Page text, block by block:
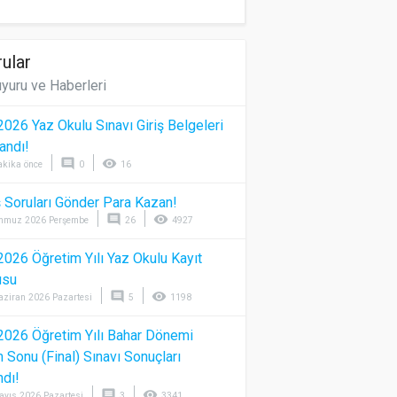
ve Haberleri
Yaz Okulu Sınavı Giriş Belgeleri
önce comment 0 visibility 16
Soruları Gönder Para Kazan!
2026 Perşembe comment 26 visibility 4927
Öğretim Yılı Yaz Okulu Kayıt
2026 Pazartesi comment 5 visibility 1198
Öğretim Yılı Bahar Dönemi
Sonu (Final) Sınavı Sonuçları